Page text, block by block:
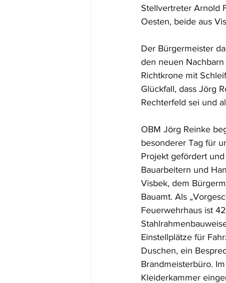
Stellvertreter Arnold
Oesten, beide aus
Der Bürgermeister
den neuen
Richtkrone mit
Glückfall, dass Jörg
Rechterfeld sei und
OBM Jörg Reinke
besonderer Tag für
Projekt gefördert
Bauarbeitern und
Visbek, dem
Bauamt. Als
Feuerwehrhaus ist
Einstellplätze für
Duschen, ein
Brandmeisterbüro.
Kleiderkammer